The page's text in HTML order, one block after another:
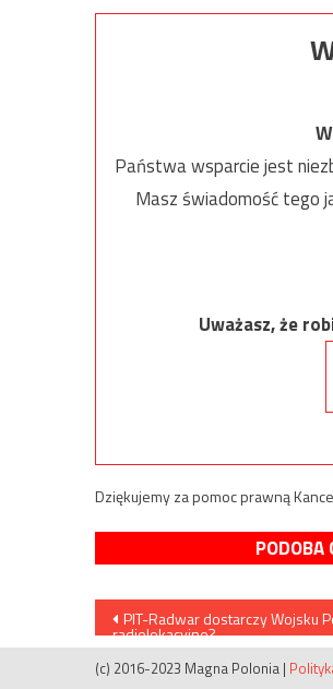
Państwa wsparcie jest
Masz świadomość tego
Uważasz, że
Dziękujemy za pomoc prawną
PODOBA
Nawigacja
wpisu
PIT-Radwar dostarczy Wojsku
radiolokacyjne?
(c) 2016-2023 Magna Polonia |